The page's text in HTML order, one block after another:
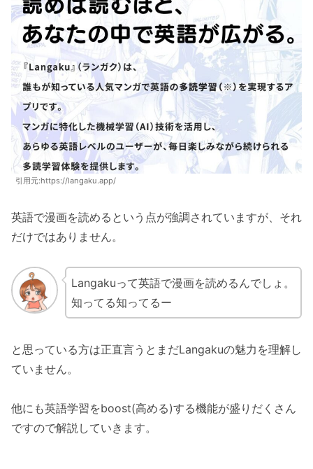
引用元:https://langaku.app/
英語で漫画を読めるという点が強調されていますが、それ
だけではありません。
Langakuって英語で漫画を読めるんでしょ。
知ってる知ってるー
と思っている方は正直言うとまだLangakuの魅力を理解し
ていません。
他にも英語学習をboost(高める)する機能が盛りだくさん
ですので解説していきます。